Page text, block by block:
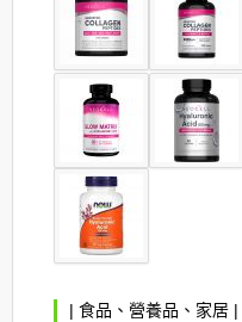
| 食品、營養品、家居 |